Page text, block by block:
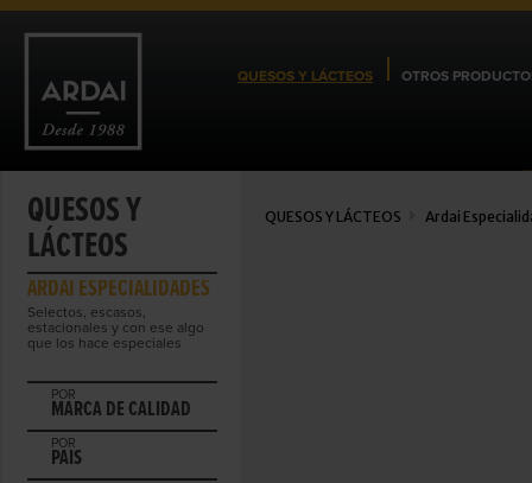
QUESOS Y LÁCTEOS OTROS
QUESOS Y
LÁCTEOS
ARDAI ESPECIALIDADES
Selectos, escasos,
estacionales y con ese algo
que los hace especiales
POR
MARCA DE CALIDAD
POR
PAIS
QUESOS Y LÁCTEOS Ardai